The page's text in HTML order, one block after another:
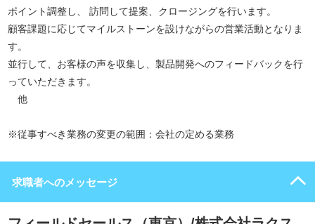
ポイント調整し、 訪問して提案、クロージングを行います。
顧客課題に応じてマイルストーンを設けながらの営業活動となりま
す。
並行して、お客様の声を収集し、製品開発へのフィードバックを行
っていただきます。
他
※従事すべき業務の変更の範囲：会社の定める業務
求職者へのメッセージ